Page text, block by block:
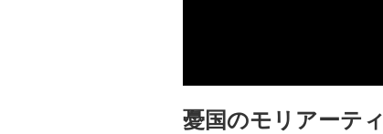
憂国のモリアーティ